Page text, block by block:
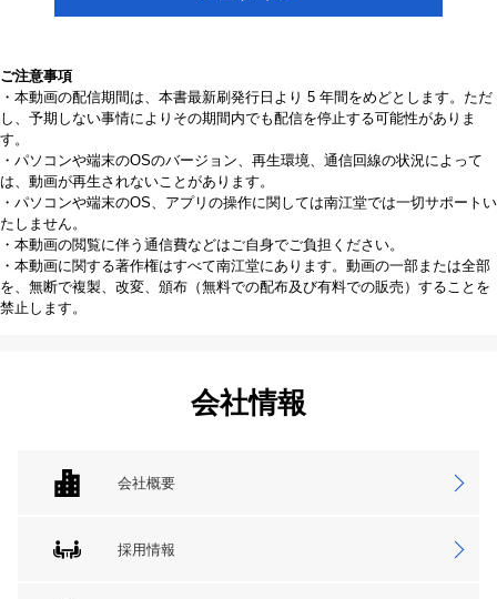
ご注意事項
・本動画の配信期間は、本書最新刷発行日より 5 年間をめどとします。ただ
し、予期しない事情によりその期間内でも配信を停止する可能性がありま
す。
・パソコンや端末のOSのバージョン、再生環境、通信回線の状況によって
は、動画が再生されないことがあります。
・パソコンや端末のOS、アプリの操作に関しては南江堂では一切サポートい
たしません。
・本動画の閲覧に伴う通信費などはご自身でご負担ください。
・本動画に関する著作権はすべて南江堂にあります。動画の一部または全部
を、無断で複製、改変、頒布（無料での配布及び有料での販売）することを
禁止します。
会社情報
会社概要
採用情報